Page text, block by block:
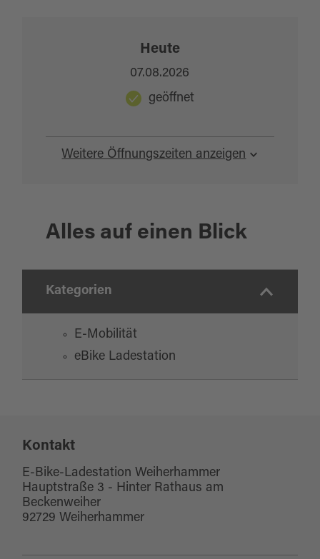
Weitere Öffnungszeiten anzeigen
Heute
07.08.2026
geöffnet
Alles auf einen Blick
Kategorien
E-Mobilität
eBike Ladestation
Kontakt
E-Bike-Ladestation Weiherhammer
Hauptstraße 3 - Hinter Rathaus am
Beckenweiher
92729 Weiherhammer